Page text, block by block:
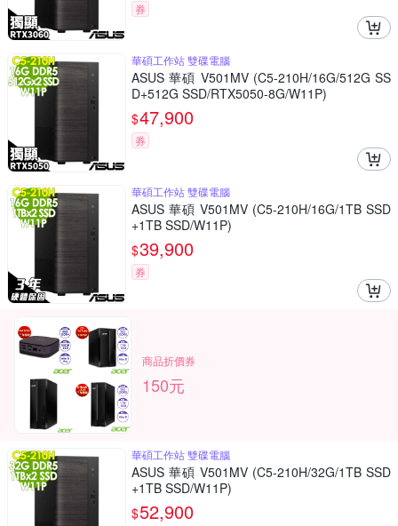
券
華碩工作站 雙碟電腦
ASUS 華碩 V501MV (C5-210H/16G/512G SS
D+512G SSD/RTX5050-8G/W11P)
$47,900
券
華碩工作站 雙碟電腦
ASUS 華碩 V501MV (C5-210H/16G/1TB SSD
+1TB SSD/W11P)
$39,900
券
商品折價券
150元
華碩工作站 雙碟電腦
ASUS 華碩 V501MV (C5-210H/32G/1TB SSD
+1TB SSD/W11P)
$52,900